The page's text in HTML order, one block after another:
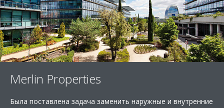
Merlin Properties
Была поставлена задача заменить наружные и внутренние